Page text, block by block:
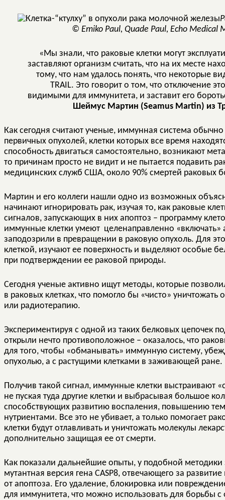
© Emiko Paul, Quade Paul, Echo Medical
«Мы знали, что раковые клетки могут
заставляют организм считать, что на их месте
тому, что нам удалось понять, что некоторые
TRAIL. Это говорит о том, что отключение
видимыми для иммунитета, и заставит его
Шеймус Мартин (Seamus Martin) из
Как сегодня считают ученые, иммунная система
первичных опухолей, клетки которых все время
способность двигаться самостоятельно, возникают
то причинам просто не видит и не пытается подавить
медицинских служб США, около 90% смертей раковых
Мартин и его коллеги нашли одно из возможных
начинают игнорировать рак, изучая то, как раковые
сигналов, запускающих в них апоптоз – программу
иммунные клетки умеют целенаправленно «включать»
заподозрили в превращении в раковую опухоль. Для
клеткой, изучают ее поверхность и выделяют особые
при подтверждении ее раковой природы.
Сегодня ученые активно ищут методы, которые
в раковых клетках, что помогло бы «чисто» уничтожать
или радиотерапию.
Экспериментируя с одной из таких белковых цепочек
открыли нечто противоположное – оказалось, что
для того, чтобы «обманывать» иммунную систему,
опухолью, а с растущими клетками в заживающей ране.
Получив такой сигнал, иммунные клетки выстраивают
не пуская туда другие клетки и выбрасывая большое
способствующих развитию воспаления, повышению
нутриентами. Все это не убивает, а только помогает
клетки будут отлавливать и уничтожать молекулы
дополнительно защищая ее от смерти.
Как показали дальнейшие опыты, у подобной методики
мутантная версия гена CASP8, отвечающего за
от апоптоза. Его удаление, блокировка или
для иммунитета, что можно использовать для борьбы